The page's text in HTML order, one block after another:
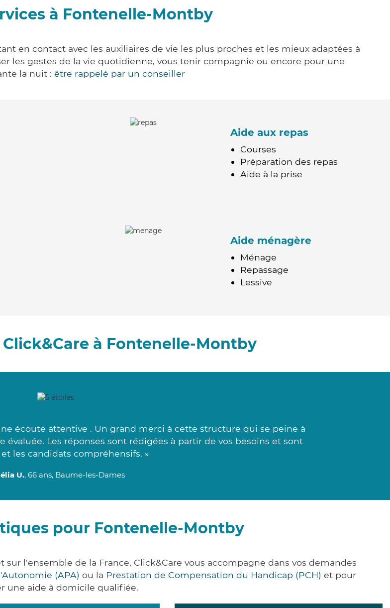
à Fontenelle-Montby
en contact avec les auxiliaires de vie les plus proches et les mieux adaptées à
les gestes de la vie quotidienne, vous tenir compagnie ou encore pour une
la nuit : être rappelé par un conseiller
Aide aux repas
Courses
Préparation des repas
Aide à la prise
Aide ménagère
Ménage
Repassage
Lessive
à Fontenelle-Montby
écoute attentive . Un grand merci à cette structure qui se peine à
Les réponses sont rédigées à partir de vos besoins et sont
les candidats compréhensifs. »
U., 66 ans, Baume-les-Dames
pour Fontenelle-Montby
l'ensemble de la France, Click&Care vous accompagne dans vos demandes
(APA) ou la Prestation de Compensation du Handicap (PCH) et pour
une aide à domicile qualifiée.